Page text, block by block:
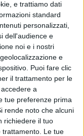
e trattiamo dati
standard
personalizzati,
dell'audience e
noi e i nostri
e
Puoi fare clic
il trattamento per le
a
tue preferenze prima
rende noto che alcuni
richiedere il tuo
trattamento. Le tue
Giuliani
2, nessun
la Warner
fa chiarezza
con
83: a
Glory to